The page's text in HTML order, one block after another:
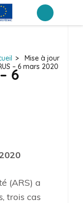
Ajaccio
>
Mise à jour
– 6 mars 2020
6
(ARS) a
trois cas